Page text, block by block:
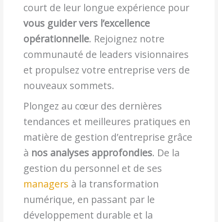
court de leur longue expérience pour
vous guider vers l’excellence
opérationnelle. Rejoignez notre
communauté de leaders visionnaires
et propulsez votre entreprise vers de
nouveaux sommets.
Plongez au cœur des dernières
tendances et meilleures pratiques en
matière de gestion d’entreprise grâce
à nos analyses approfondies. De la
gestion du personnel et de ses
managers à la transformation
numérique, en passant par le
développement durable et la